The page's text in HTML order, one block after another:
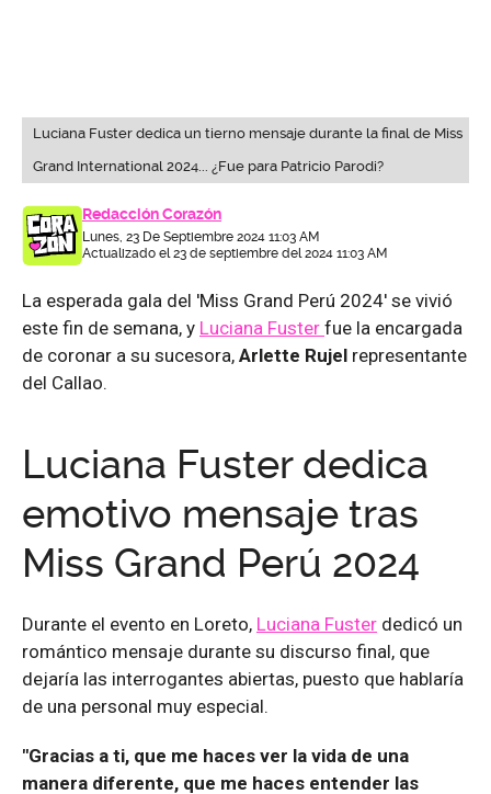
Luciana Fuster dedica un tierno mensaje durante la final de Miss
Grand International 2024... ¿Fue para Patricio Parodi?
Redacción Corazón
Lunes, 23 De Septiembre 2024 11:03 AM
Actualizado el 23 de septiembre del 2024 11:03 AM
La esperada gala del 'Miss Grand Perú 2024' se vivió
este fin de semana, y Luciana Fuster fue la encargada
de coronar a su sucesora, Arlette Rujel representante
del Callao.
Luciana Fuster dedica
emotivo mensaje tras
Miss Grand Perú 2024
Durante el evento en Loreto, Luciana Fuster dedicó un
romántico mensaje durante su discurso final, que
dejaría las interrogantes abiertas, puesto que hablaría
de una personal muy especial.
"Gracias a ti, que me haces ver la vida de una
manera diferente, que me haces entender las